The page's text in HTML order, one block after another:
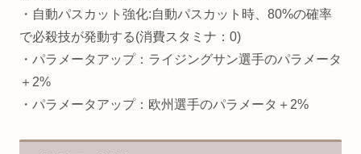
・自動パスカット強化:自動パスカット時、80%の確率
で必殺技が発動する(消費スタミナ：0)
・パラメータアップ：ライジングサン選手のパラメータ
＋2%
・パラメータアップ：欧州選手のパラメータ＋2%